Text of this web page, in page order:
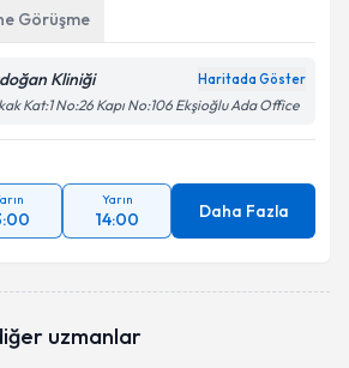
Görüşme
Kliniği Haritada Göster
Kat:1 No:26 Kapı No:106 Ekşioğlu Ada Office
Yarın
14:00 Daha Fazla
uzmanlar